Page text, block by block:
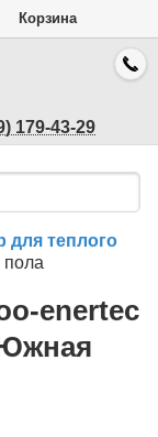
Корзина
179-43-29
для теплого
пола
enertec